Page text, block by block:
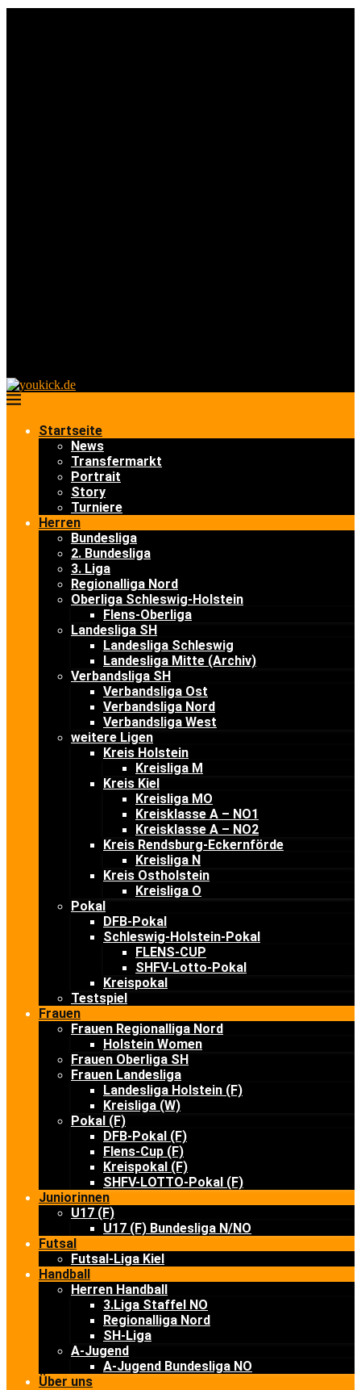
Startseite
News
Transfermarkt
Portrait
Story
Turniere
Herren
Bundesliga
2. Bundesliga
3. Liga
Regionalliga Nord
Oberliga Schleswig-Holstein
Flens-Oberliga
Landesliga SH
Landesliga Schleswig
Landesliga Mitte (Archiv)
Verbandsliga SH
Verbandsliga Ost
Verbandsliga Nord
Verbandsliga West
weitere Ligen
Kreis Holstein
Kreisliga M
Kreis Kiel
Kreisliga MO
Kreisklasse A – NO1
Kreisklasse A – NO2
Kreis Rendsburg-Eckernförde
Kreisliga N
Kreis Ostholstein
Kreisliga O
Pokal
DFB-Pokal
Schleswig-Holstein-Pokal
FLENS-CUP
SHFV-Lotto-Pokal
Kreispokal
Testspiel
Frauen
Frauen Regionalliga Nord
Holstein Women
Frauen Oberliga SH
Frauen Landesliga
Landesliga Holstein (F)
Kreisliga (W)
Pokal (F)
DFB-Pokal (F)
Flens-Cup (F)
Kreispokal (F)
SHFV-LOTTO-Pokal (F)
Juniorinnen
U17 (F)
U17 (F) Bundesliga N/NO
Futsal
Futsal-Liga Kiel
Handball
Herren Handball
3.Liga Staffel NO
Regionalliga Nord
SH-Liga
A-Jugend
A-Jugend Bundesliga NO
Über uns